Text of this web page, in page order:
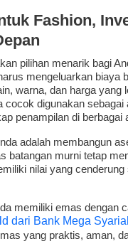
Fashion,
pilihan menarik bagi
mengeluarkan biaya
warna, dan harga yang
cocok digunakan
penampilan di berbagai
adalah membangun
batangan murni tetap
nilai yang
memiliki emas dengan
dari Bank Mega
yang praktis, aman,